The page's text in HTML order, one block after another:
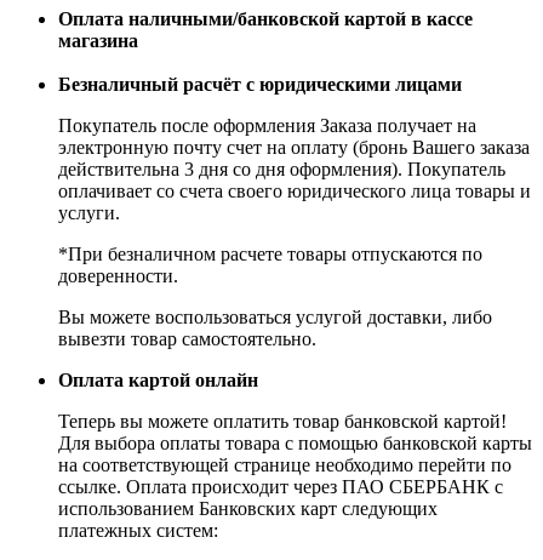
Оплата наличными/банковской картой в кассе
магазина
Безналичный расчёт с юридическими лицами
Покупатель после оформления Заказа получает на
электронную почту счет на оплату (бронь Вашего заказа
действительна 3 дня со дня оформления). Покупатель
оплачивает со счета своего юридического лица товары и
услуги.
*При безналичном расчете товары отпускаются по
доверенности.
Вы можете воспользоваться услугой доставки, либо
вывезти товар самостоятельно.
Оплата картой онлайн
Теперь вы можете оплатить товар банковской картой!
Для выбора оплаты товара с помощью банковской карты
на соответствующей странице необходимо перейти по
ссылке. Оплата происходит через ПАО СБЕРБАНК с
использованием Банковских карт следующих
платежных систем: